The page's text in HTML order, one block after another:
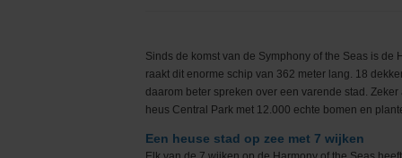
Sinds de komst van de Symphony of the Seas is
raakt dit enorme schip van 362 meter lang. 18
daarom beter spreken over een varende stad.
heus Central Park met 12.000 echte bomen en
Een heuse stad op zee met 7 wijken